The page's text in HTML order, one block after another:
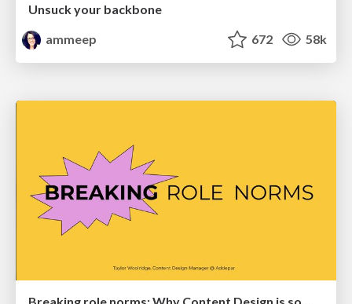
Unsuck your backbone
ammeep
672 58k